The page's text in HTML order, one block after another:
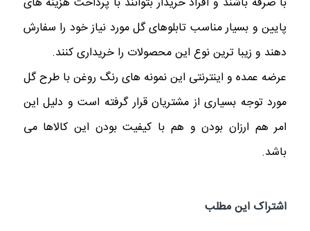
پایین و بسیار مناسب تابلوهای گل مورد نیاز خود را سفارش
دهند و زیبا ترین نوع این محصولات را خریداری کنند.
عرضه عمده و اینترنتی این نمونه های رنگ روغن با طرح گل
مورد توجه بسیاری از مشتریان قرار گرفته است و دلیل این
امر هم ارزان بودن و هم با کیفیت بودن این کالاها می
باشد.
اشتراک این مطلب